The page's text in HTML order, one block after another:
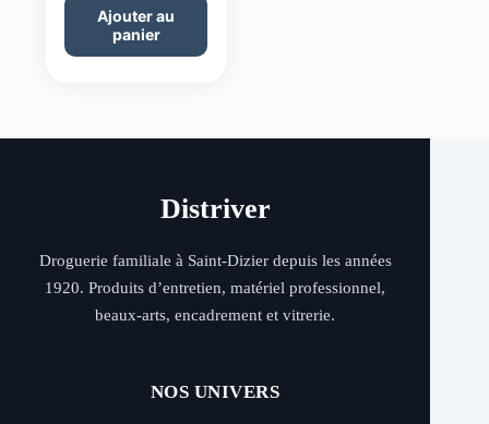
Ajouter au
panier
Distriver
Droguerie familiale à Saint-Dizier depuis les années
1920. Produits d’entretien, matériel professionnel,
beaux-arts, encadrement et vitrerie.
NOS UNIVERS